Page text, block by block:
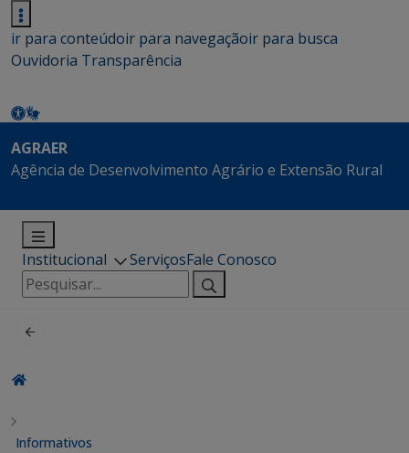
ir para conteúdoir para navegaçãoir para busca
Ouvidoria Transparência
AGRAER
Agência de Desenvolvimento Agrário e Extensão Rural
Institucional ServiçosFale Conosco
Pesquisar
por:
Informativos